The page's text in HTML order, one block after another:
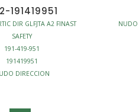
191419951
DIR GLFJTA A2 FINAST
SAFETY
191-419-951
191419951
DIRECCION
NUDO